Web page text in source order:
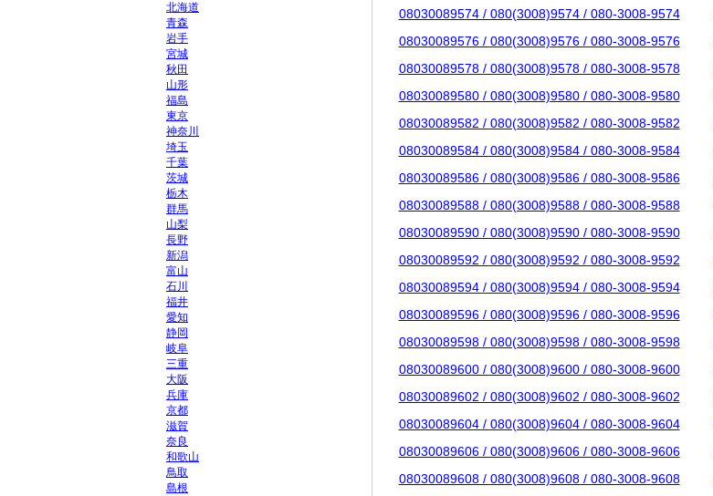
08030089574 / 080(3008)9574 / 080-3008-9574
08030089576 / 080(3008)9576 / 080-3008-9576
08030089578 / 080(3008)9578 / 080-3008-9578
08030089580 / 080(3008)9580 / 080-3008-9580
08030089582 / 080(3008)9582 / 080-3008-9582
08030089584 / 080(3008)9584 / 080-3008-9584
08030089586 / 080(3008)9586 / 080-3008-9586
08030089588 / 080(3008)9588 / 080-3008-9588
08030089590 / 080(3008)9590 / 080-3008-9590
08030089592 / 080(3008)9592 / 080-3008-9592
08030089594 / 080(3008)9594 / 080-3008-9594
08030089596 / 080(3008)9596 / 080-3008-9596
08030089598 / 080(3008)9598 / 080-3008-9598
08030089600 / 080(3008)9600 / 080-3008-9600
08030089602 / 080(3008)9602 / 080-3008-9602
08030089604 / 080(3008)9604 / 080-3008-9604
08030089606 / 080(3008)9606 / 080-3008-9606
08030089608 / 080(3008)9608 / 080-3008-9608
北海道
青森
岩手
宮城
秋田
山形
福島
東京
神奈川
埼玉
千葉
茨城
栃木
群馬
山梨
長野
新潟
富山
石川
福井
愛知
静岡
岐阜
三重
大阪
兵庫
京都
滋賀
奈良
和歌山
鳥取
島根